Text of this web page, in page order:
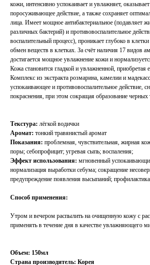
кожи, интенсивно успокаивает и увлажняет,
поросуживающее действие, а также сохраняет
лица. Имеет мощное антибактериальное (подавляет
различных бактерий) и противовоспалительное
воспалительный процесс), проникает глубоко в
обмен веществ в клетках. За счёт наличия 17 видов
достигается мощное увлажнение кожи и
Кожа становится гладкой и увлажненной, приобретая
Комплекс из экстракта розмарина, камелии и
успокаивающее и противовоспалительное действие,
покраснения, при этом сокращая образование черных
Текстура: лёгкой водички
Аромат: тонкий травянистый аромат
Показания: проблемная, чувствительная, жирная
поры; себопрофицит; угревая сыпь; воспаления;
Эффект использования: мгновенный
нормализация выработки себума; сокращение
предупреждение появления высыпаний;
Способ применения:
Утром и вечером распылить на очищенную кожу с
применять в течение дня в качестве увлажняющего
Объем: 150мл
Страна производитель: Корея